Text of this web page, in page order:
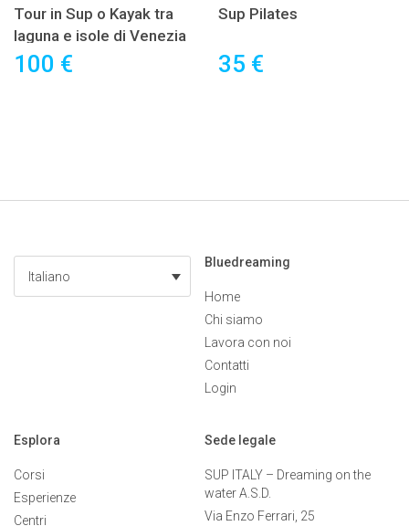
Tour in Sup o Kayak tra
laguna e isole di Venezia
100 €
Sup Pilates
35 €
Italiano
Bluedreaming
Home
Chi siamo
Lavora con noi
Contatti
Login
Esplora
Corsi
Esperienze
Centri
Sede legale
SUP ITALY – Dreaming on the
water A.S.D.
Via Enzo Ferrari, 25